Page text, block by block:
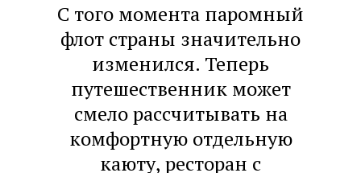
С того момента паромный
флот страны значительно
изменился. Теперь
путешественник может
смело рассчитывать на
комфортную отдельную
каюту, ресторан с